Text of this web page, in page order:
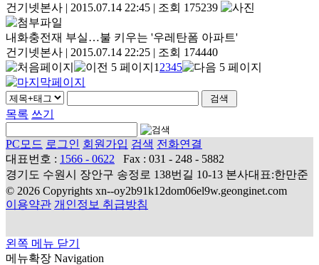
건기넷본사 | 2015.07.14 22:45 | 조회 175239
내화충전재 부실…불 키우는 '우레탄폼 아파트'
건기넷본사 | 2015.07.14 22:25 | 조회 174440
1 2345
목록 쓰기
PC모드 로그인 회원가입 검색 전화연결
대표번호 : 1566 - 0622
Fax : 031 - 248 - 5882
경기도 수원시 장안구 송정로 138번길 10-13 본사대표:한만준
© 2026 Copyrights xn--oy2b91k12dom06el9w.geonginet.com
이용약관 개인정보 취급방침
왼쪽 메뉴 닫기
메뉴확장 Navigation